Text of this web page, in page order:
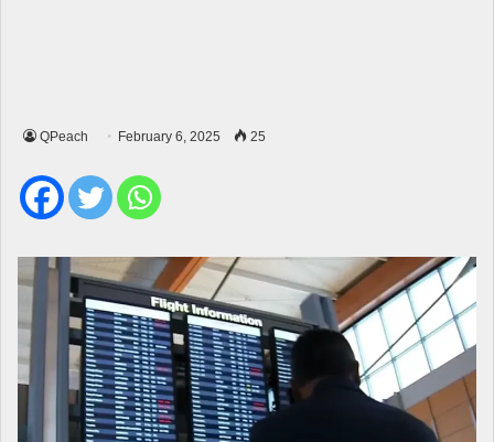
QPeach February 6, 2025 25